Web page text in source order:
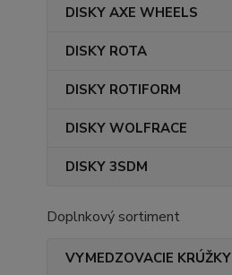
DISKY AXE WHEELS
DISKY ROTA
DISKY ROTIFORM
DISKY WOLFRACE
DISKY 3SDM
Doplnkový sortiment
VYMEDZOVACIE KRÚŽKY